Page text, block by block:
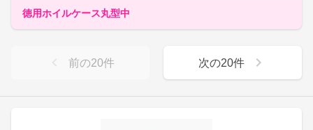
徳用ホイルケース丸型中
前の20件 次の20件